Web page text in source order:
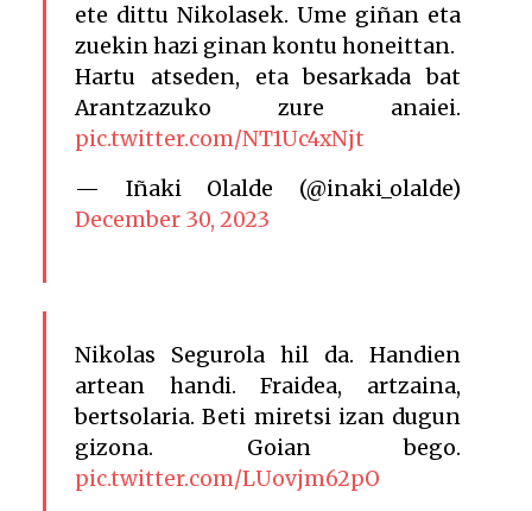
ete dittu Nikolasek. Ume giñan eta
zuekin hazi ginan kontu honeittan.
Hartu atseden, eta besarkada bat
Arantzazuko zure anaiei.
pic.twitter.com/NT1Uc4xNjt
— Iñaki Olalde (@inaki_olalde)
December 30, 2023
Nikolas Segurola hil da. Handien
artean handi. Fraidea, artzaina,
bertsolaria. Beti miretsi izan dugun
gizona. Goian bego.
pic.twitter.com/LUovjm62pO